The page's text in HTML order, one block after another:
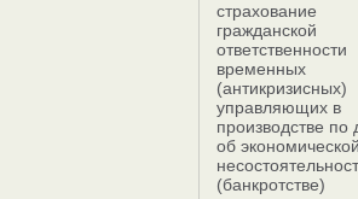
страхование
гражданской
ответственности
временных
(антикризисных)
управляющих в
производстве по
об
(банкротстве)